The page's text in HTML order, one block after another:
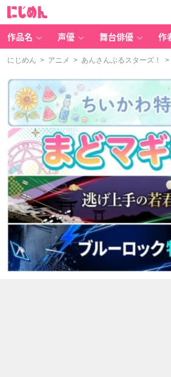
作品名 声優 舞台俳優 作
にじめん > アニメ > あんさんぶるスターズ！ >